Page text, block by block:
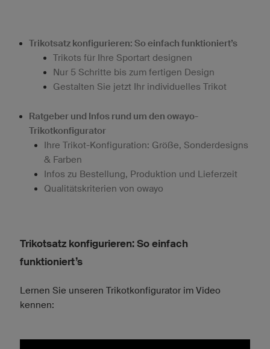
Trikotsatz konfigurieren: So einfach funktioniert’s
Trikots für Ihre Sportart designen
Nur 5 Schritte bis zum fertigen Design
Gestalten Sie jetzt Ihr individuelles Trikot
Ratgeber und Infos rund um den owayo-
Trikotkonfigurator
Ihre Trikot-Konfiguration: Größe, Sonderdesigns
& Farben
Infos zu Bestellung, Produktion und Lieferzeit
Qualitätskriterien von owayo
Trikotsatz konfigurieren: So einfach
funktioniert’s
Lernen Sie unseren Trikotkonfigurator im Video
kennen: